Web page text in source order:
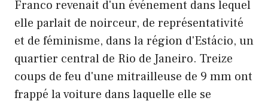
Franco revenait d'un événement dans lequel
elle parlait de noirceur, de représentativité
et de féminisme, dans la région d'Estácio, un
quartier central de Rio de Janeiro. Treize
coups de feu d'une mitrailleuse de 9 mm ont
frappé la voiture dans laquelle elle se